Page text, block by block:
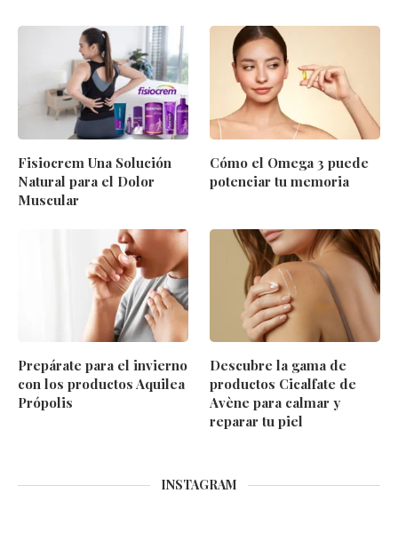
Fisiocrem Una Solución
Natural para el Dolor
Muscular
Cómo el Omega 3 puede
potenciar tu memoria
Prepárate para el invierno
con los productos Aquilea
Própolis
Descubre la gama de
productos Cicalfate de
Avène para calmar y
reparar tu piel
INSTAGRAM